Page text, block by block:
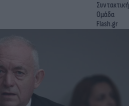
Συντακτική
Ομάδα
Flash.gr